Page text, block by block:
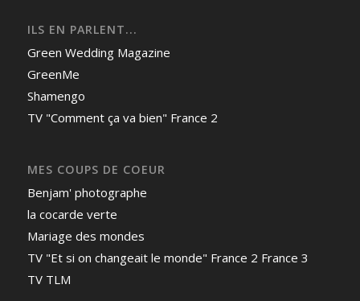
ILS EN PARLENT...
Green Wedding Magazine
GreenMe
Shamengo
TV "Comment ça va bien" France 2
MES COUPS DE COEUR
Benjam' photographe
la cocarde verte
Mariage des mondes
TV "Et si on changeait le monde" France 2 France 3
TV TLM